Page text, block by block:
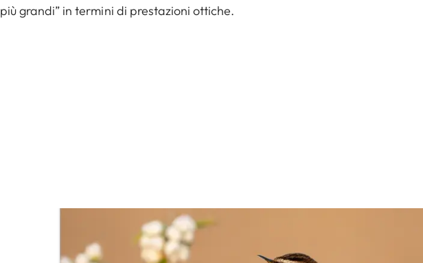
più grandi” in termini di prestazioni ottiche.